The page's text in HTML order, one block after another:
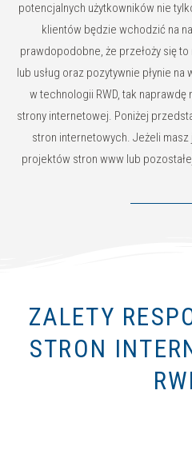
potencjalnych użytkowników nie
klientów będzie wchodzić na
prawdopodobne, że przełoży się
lub usług oraz pozytywnie płynie
w technologii RWD, tak
strony internetowej. Poniżej
stron internetowych. Jeżeli
projektów stron www lub
ZALETY
STRON